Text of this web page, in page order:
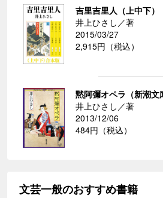
吉里吉里人（上中下
井上ひさし／著
2015/03/27
2,915円（税込）
黙阿彌オペラ（新潮文
井上ひさし／著
2013/12/06
484円（税込）
文芸一般のおすすめ書籍